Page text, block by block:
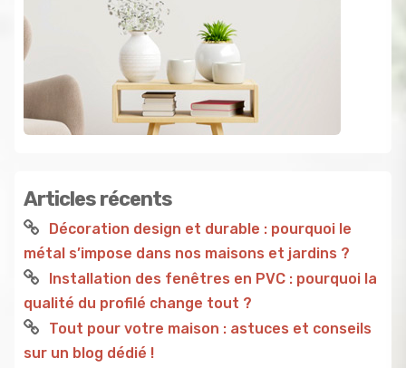
Articles récents
Décoration design et durable : pourquoi le
métal s’impose dans nos maisons et jardins ?
Installation des fenêtres en PVC : pourquoi la
qualité du profilé change tout ?
Tout pour votre maison : astuces et conseils
sur un blog dédié !